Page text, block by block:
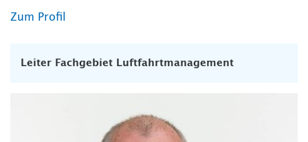
Zum Profil
Leiter Fachgebiet Luftfahrtmanagement